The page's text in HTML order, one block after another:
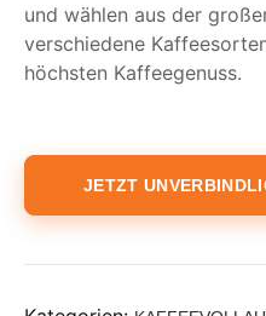
und wählen aus der
verschiedene
höchsten Kaffeegenuss.
JETZT